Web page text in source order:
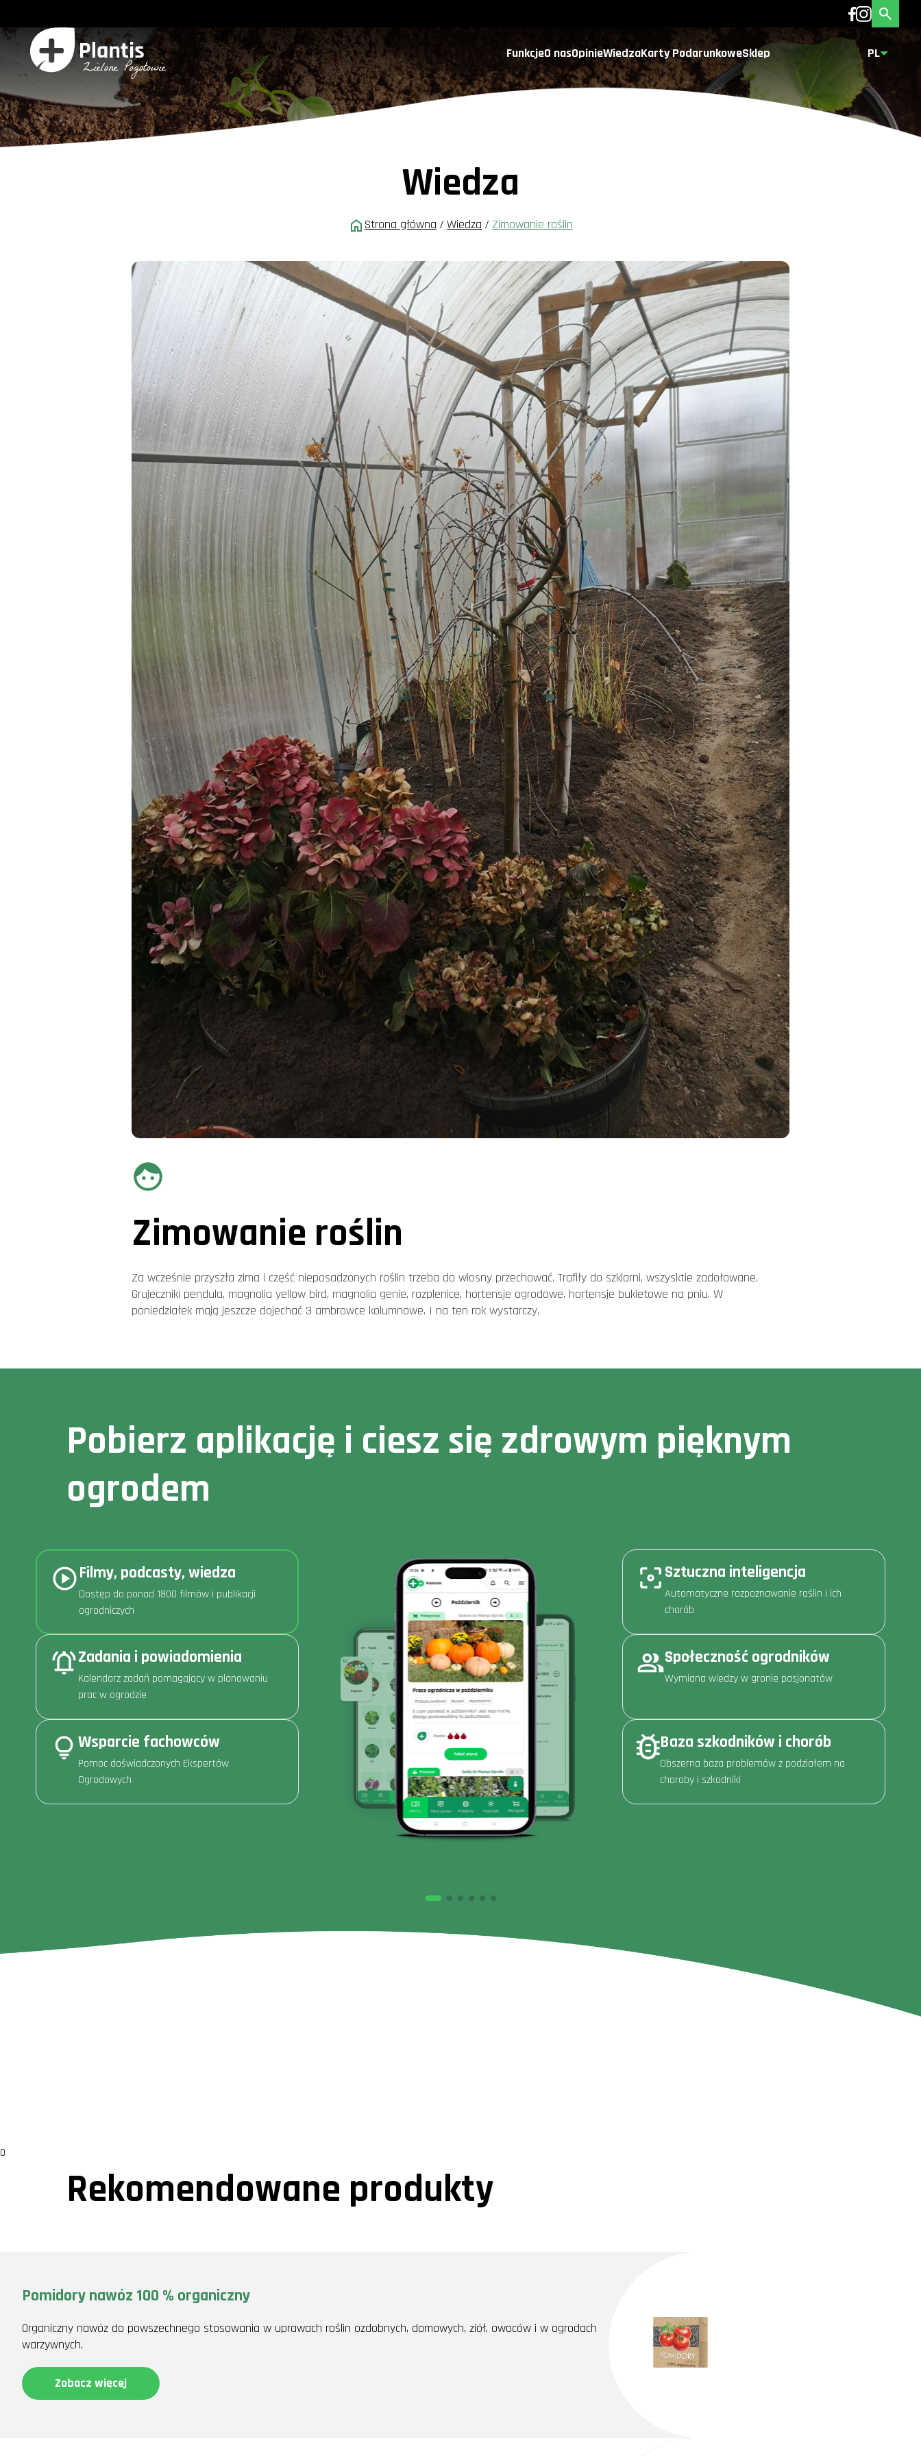
FunkcjeO nasOpinieWiedzaKarty PodarunkoweSklep PL
Wiedza
Strona główna / Wiedza / Zimowanie roślin
Zimowanie roślin
Za wcześnie przyszła zima i część nieposadzonych roślin trzeba do wiosny przechować. Trafiły do szklarni, wszysktie zadołowane.
Grujeczniki pendula, magnolia yellow bird, magnolia genie, rozplenice, hortensje ogrodowe, hortensje bukietowe na pniu. W
poniedziałek mają jeszcze dojechać 3 ambrowce kolumnowe. I na ten rok wystarczy.
Pobierz aplikację i ciesz się zdrowym pięknym
ogrodem
Filmy, podcasty, wiedza
Dostęp do ponad 1800 filmów i publikacji
ogrodniczych
Zadania i powiadomienia
Kalendarz zadań pomagający w planowaniu
prac w ogrodzie
Wsparcie fachowców
Pomoc doświadczonych Ekspertów
Ogrodowych
Sztuczna inteligencja
Automatyczne rozpoznawanie roślin i ich
chorób
Społeczność ogrodników
Wymiana wiedzy w gronie pasjonatów
Baza szkodników i chorób
Obszerna baza problemów z podziałem na
choroby i szkodniki
0
Rekomendowane produkty
Pomidory nawóz 100 % organiczny
Organiczny nawóz do powszechnego stosowania w uprawach roślin ozdobnych, domowych, ziół, owoców i w ogrodach
warzywnych.
Zobacz więcej